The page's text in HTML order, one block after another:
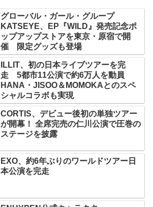
グローバル・ガール・グループ
KATSEYE、EP『WILD』発売記念ポ
ップアップストアを東京・原宿で開
催 限定グッズも登場
ILLIT、初の日本ライブツアーを完
走 5都市11公演で約6万人を動員
HANA・JISOO＆MOMOKAとのスペ
シャルコラボも実現
CORTIS、デビュー後初の単独ツアー
が開幕！ 全席完売の仁川公演で圧巻の
ステージを披露
EXO、約6年ぶりのワールドツアー日
本公演を完走